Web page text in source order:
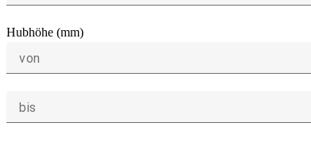
Hubhöhe (mm)
von
bis